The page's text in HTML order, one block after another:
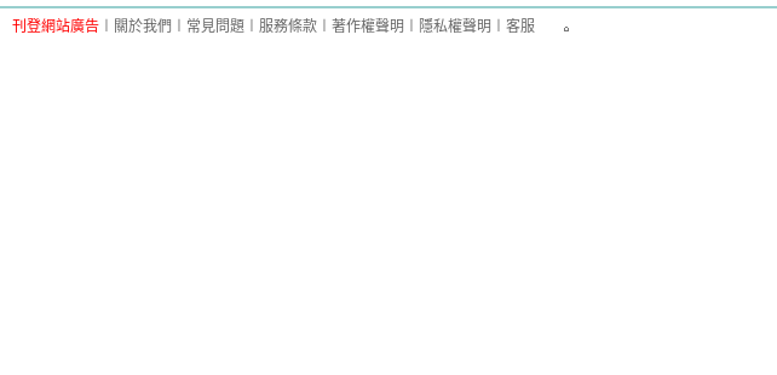
刊登網站廣告 關於我們 常見問題 服務條款 著作權聲明 隱私權聲明 客服